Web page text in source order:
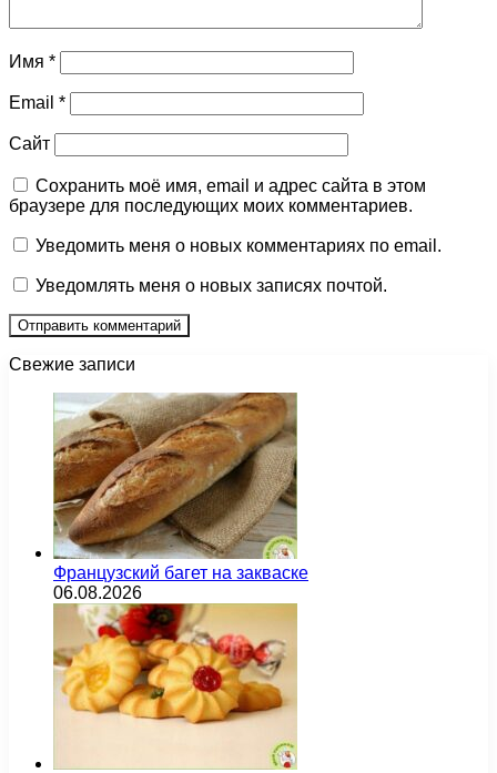
Имя *
Email *
Сайт
Сохранить моё имя, email и адрес сайта в этом
браузере для последующих моих комментариев.
Уведомить меня о новых комментариях по email.
Уведомлять меня о новых записях почтой.
Свежие записи
Французский багет на закваске
06.08.2026